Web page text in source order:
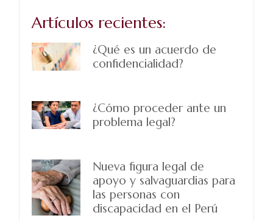
Artículos recientes:
¿Qué es un acuerdo de
confidencialidad?
¿Cómo proceder ante un
problema legal?
Nueva figura legal de
apoyo y salvaguardias para
las personas con
discapacidad en el Perú